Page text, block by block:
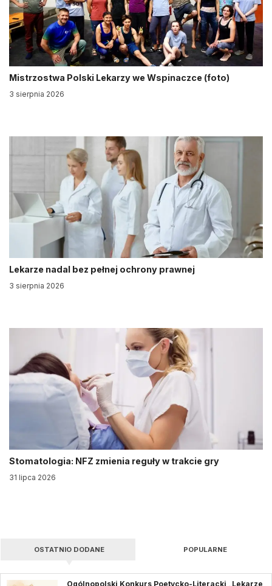
Mistrzostwa Polski Lekarzy we Wspinaczce (foto)
3 sierpnia 2026
Lekarze nadal bez pełnej ochrony prawnej
3 sierpnia 2026
Stomatologia: NFZ zmienia reguły w trakcie gry
31 lipca 2026
OSTATNIO DODANE POPULARNE
Ogólnopolski Konkurs Poetycko-Literacki „Lekarze